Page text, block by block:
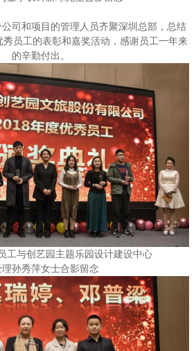
司和项目的管理人员齐聚深圳总部，总结
员工的表彰和嘉奖活动，感谢员工一年来
的辛勤付出。
工与创艺园主题乐园设计建设中心
孙秀萍女士合影留念